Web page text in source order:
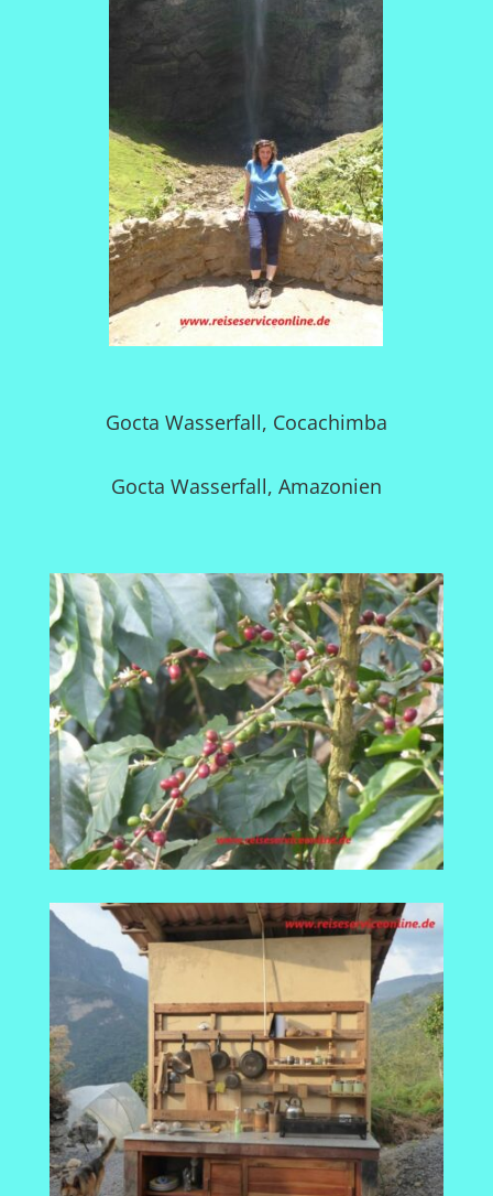
Gocta Wasserfall, Cocachimba
Gocta Wasserfall, Amazonien